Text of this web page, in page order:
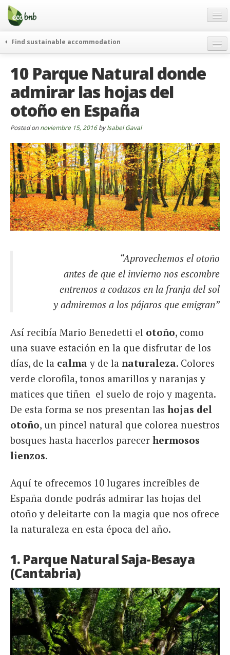
Menu
Skip
content
Ofertas
Acerca de
FAQ
Contacto
Spanish
German
English
Spanish
French
Italiano
Find sustainable accommodation
Eco hotels
Curiosidades
10 Parque Natural donde
admirar las hojas del
otoño en España
Posted onnoviembre 15, 2016byIsabel Gaval
“Aprovechemos el otoño
antes de que el invierno nos escombre
entremos a codazos en la franja del sol
y admiremos a los pájaros que emigran”
Así recibía Mario Benedetti el otoño, como
una suave estación en la que disfrutar de los
días, de la calma y de la naturaleza. Colores
verde clorofila, tonos amarillos y naranjas y
matices que tiñen el suelo de rojo y magenta.
De esta forma se nos presentan las hojas del
otoño, un pincel natural que colorea nuestros
bosques hasta hacerlos parecer hermosos
lienzos.
Aquí te ofrecemos 10 lugares increíbles de
España donde podrás admirar las hojas del
otoño y deleitarte con la magia que nos ofrece
la naturaleza en esta época del año.
1. Parque Natural Saja-Besaya
(Cantabria)